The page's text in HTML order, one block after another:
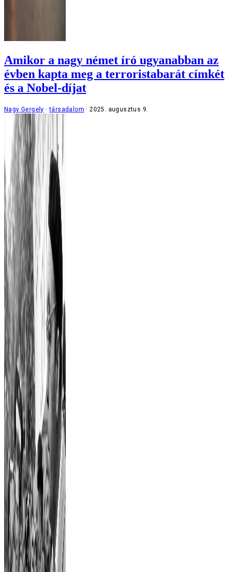
Amikor a nagy német író ugyanabban az
évben kapta meg a terroristabarát címkét
és a Nobel-díjat
Nagy Gergely társadalom 2025. augusztus 9.